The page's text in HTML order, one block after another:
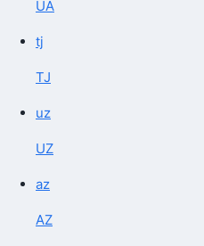
UA
tj
TJ
uz
UZ
az
AZ